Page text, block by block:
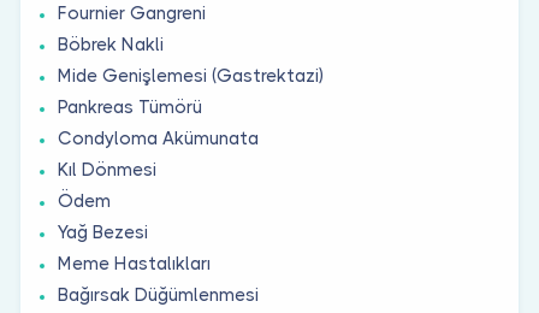
Fournier Gangreni
Böbrek Nakli
Mide Genişlemesi (Gastrektazi)
Pankreas Tümörü
Condyloma Akümunata
Kıl Dönmesi
Ödem
Yağ Bezesi
Meme Hastalıkları
Bağırsak Düğümlenmesi